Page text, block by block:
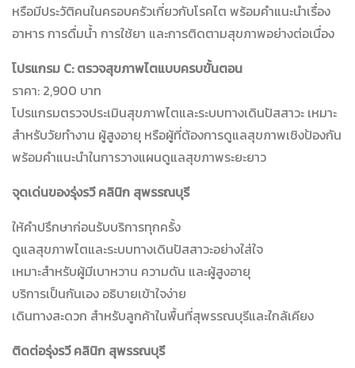
หรือมีประวัติคนในครอบครัวเกี่ยวกับโรคไต พร้อมคำแนะนำเรื่อง
อาหาร การดื่มน้ำ การใช้ยา และการติดตามสุขภาพอย่างต่อเนื่อง
โปรแกรม C: ตรวจสุขภาพไตแบบครบขั้นตอน
ราคา: 2,900 บาท
โปรแกรมตรวจประเมินสุขภาพไตและระบบทางเดินปัสสาวะ เหมาะ
สำหรับวัยทำงาน ผู้สูงอายุ หรือผู้ที่ต้องการดูแลสุขภาพเชิงป้องกัน
พร้อมคำแนะนำในการวางแผนดูแลสุขภาพระยะยาว
จุดเด่นของรุ่งรวี คลินิก สุพรรณบุรี
ให้คำปรึกษาก่อนรับบริการทุกครั้ง
ดูแลสุขภาพไตและระบบทางเดินปัสสาวะอย่างใส่ใจ
เหมาะสำหรับผู้มีเบาหวาน ความดัน และผู้สูงอายุ
บริการเป็นกันเอง อธิบายเข้าใจง่าย
เดินทางสะดวก สำหรับลูกค้าในพื้นที่สุพรรณบุรีและใกล้เคียง
ติดต่อรุ่งรวี คลินิก สุพรรณบุรี